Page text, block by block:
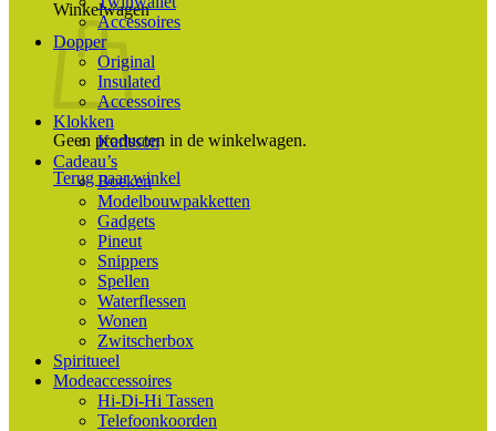
Winkelwagen
Geen producten in de winkelwagen.
Terug naar winkel
Accessoires
Dopper
Original
Insulated
Accessoires
Klokken
Karlsson
Cadeau’s
Boeken
Modelbouwpakketten
Gadgets
Pineut
Snippers
Spellen
Waterflessen
Wonen
Zwitscherbox
Spiritueel
Modeaccessoires
Hi-Di-Hi Tassen
Telefoonkoorden